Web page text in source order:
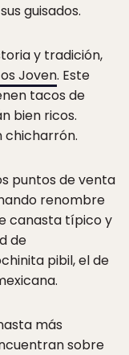
guisados.
y tradición,
Joven. Este
tacos de
bien ricos.
chicharrón.
puntos de venta
renombre
canasta típico y
de
pibil, el de
más
sobre